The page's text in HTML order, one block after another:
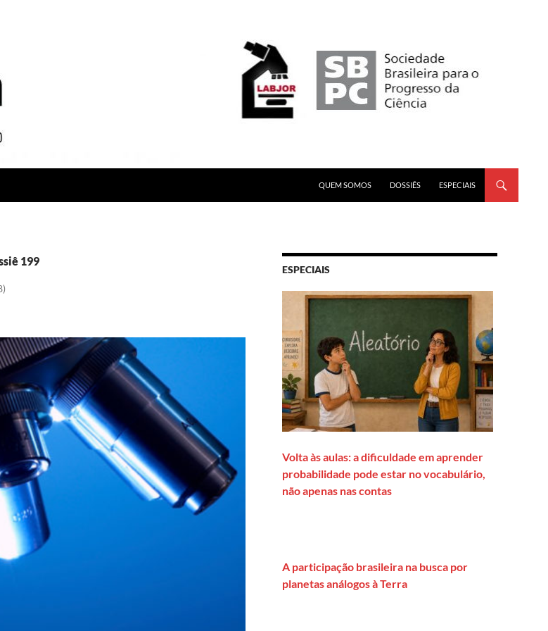
QUEM SOMOS
DOSSIÊS ESPECIAIS
199
ESPECIAIS
Volta às aulas: a dificuldade em aprender
probabilidade pode estar no vocabulário,
não apenas nas contas
A participação brasileira na busca por
planetas análogos à Terra